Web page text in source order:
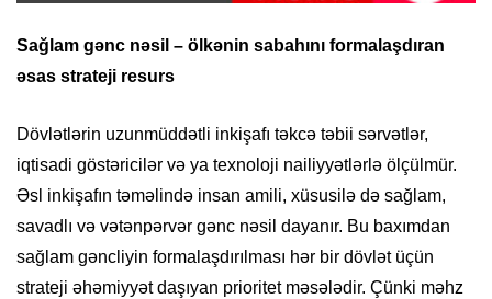
Sağlam gənc nəsil – ölkənin sabahını formalaşdıran
əsas strateji resurs
Dövlətlərin uzunmüddətli inkişafı təkcə təbii sərvətlər,
iqtisadi göstəricilər və ya texnoloji nailiyyətlərlə ölçülmür.
Əsl inkişafın təməlində insan amili, xüsusilə də sağlam,
savadlı və vətənpərvər gənc nəsil dayanır. Bu baxımdan
sağlam gəncliyin formalaşdırılması hər bir dövlət üçün
strateji əhəmiyyət daşıyan prioritet məsələdir. Çünki məhz